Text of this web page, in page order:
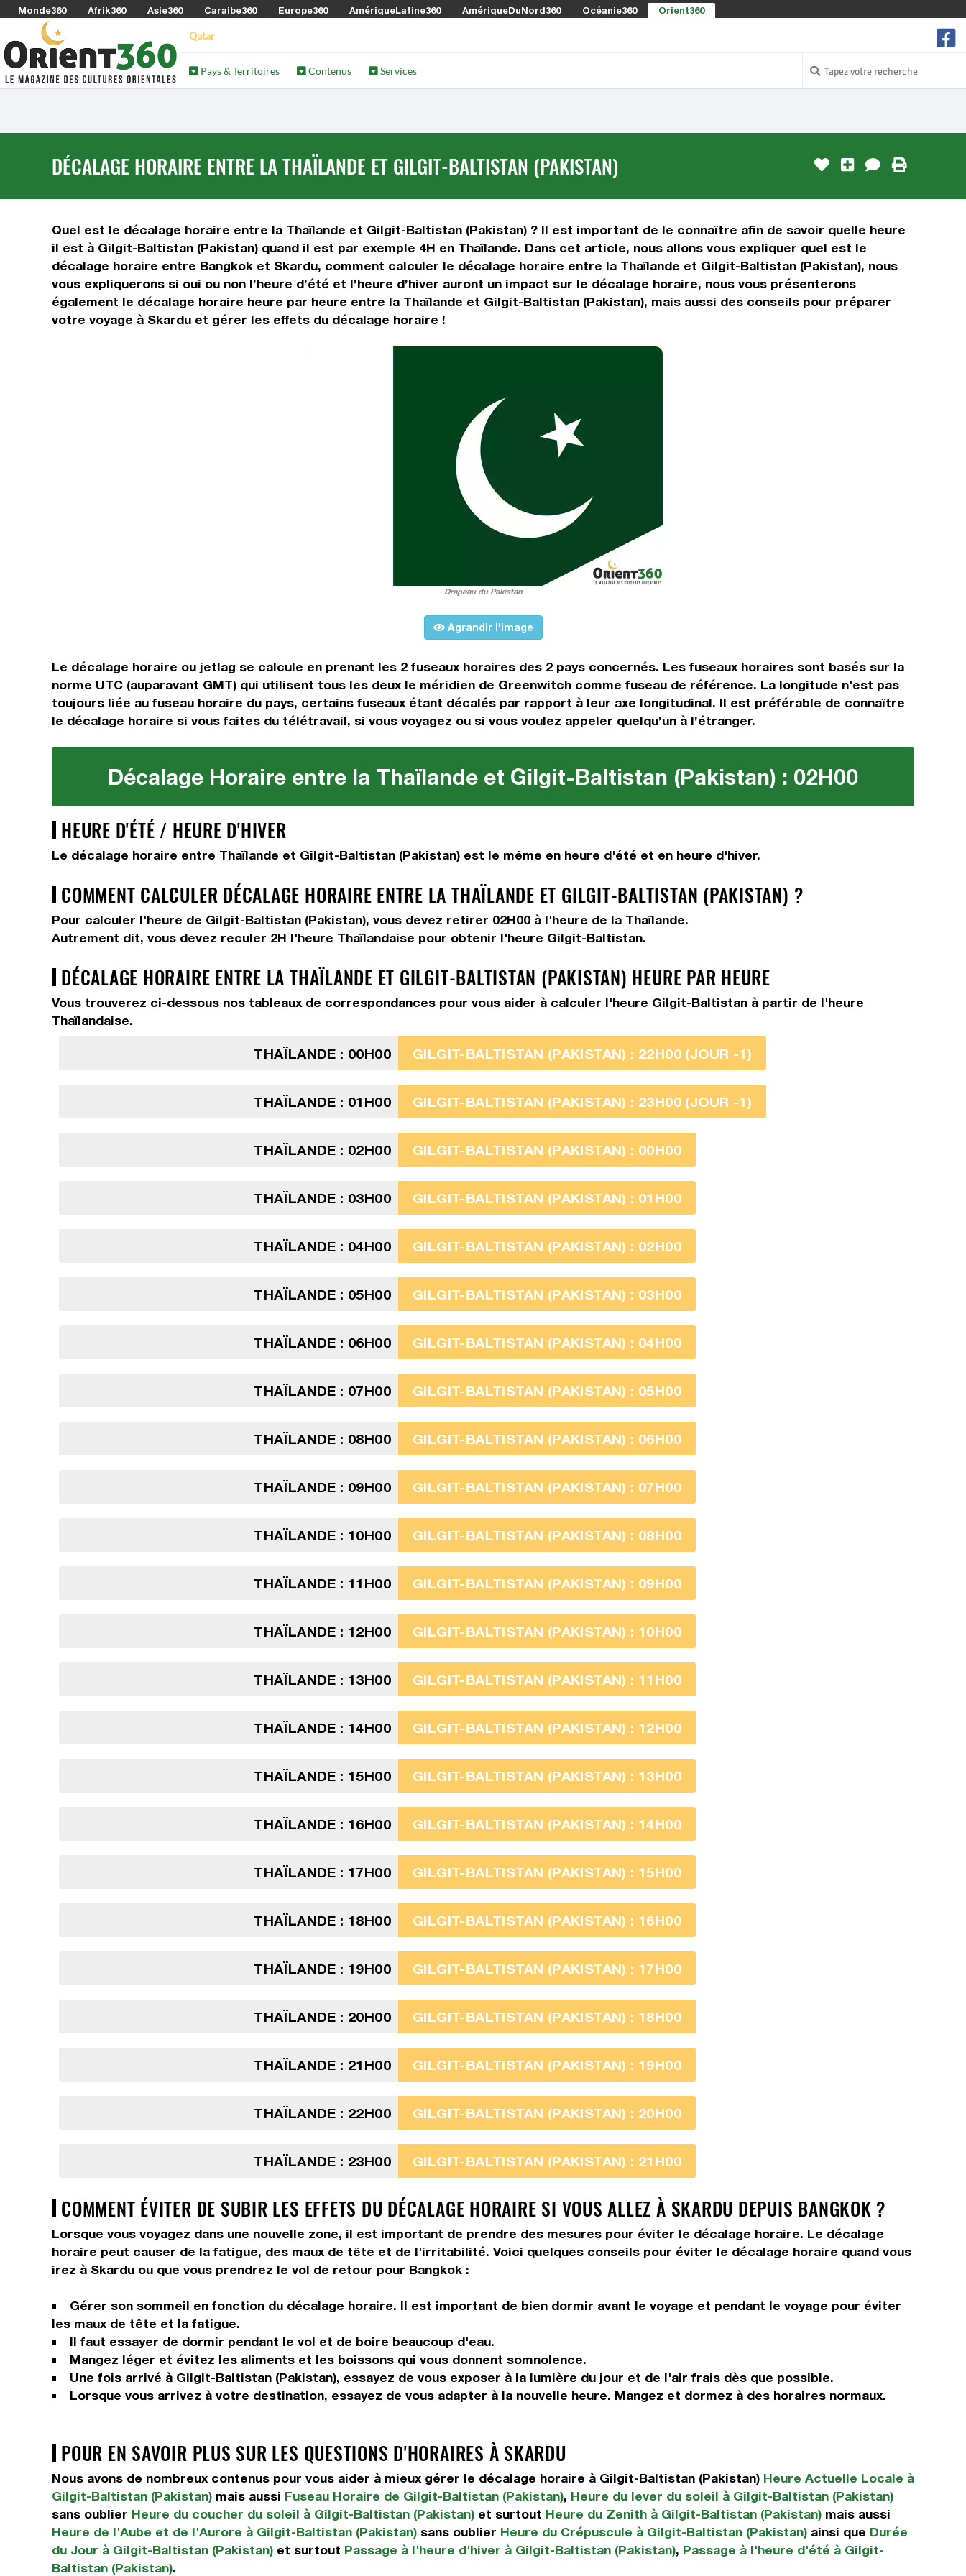
Monde360 Afrik360 Asie360 Caraibe360 Europe360 AmériqueLatine360 AmériqueDuNord360 Océanie360 Orient360
Qatar
Pays & Territoires Contenus Services
DÉCALAGE HORAIRE ENTRE LA THAÏLANDE ET GILGIT-BALTISTAN (PAKISTAN)
Quel est le décalage horaire entre la Thaïlande et Gilgit-Baltistan (Pakistan) ? Il est important de le connaître afin de savoir quelle heure
il est à Gilgit-Baltistan (Pakistan) quand il est par exemple 4H en Thaïlande. Dans cet article, nous allons vous expliquer quel est le
décalage horaire entre Bangkok et Skardu, comment calculer le décalage horaire entre la Thaïlande et Gilgit-Baltistan (Pakistan), nous
vous expliquerons si oui ou non l’heure d’été et l’heure d’hiver auront un impact sur le décalage horaire, nous vous présenterons
également le décalage horaire heure par heure entre la Thaïlande et Gilgit-Baltistan (Pakistan), mais aussi des conseils pour préparer
votre voyage à Skardu et gérer les effets du décalage horaire !
Drapeau du Pakistan
Agrandir l'image
Le décalage horaire ou jetlag se calcule en prenant les 2 fuseaux horaires des 2 pays concernés. Les fuseaux horaires sont basés sur la
norme UTC (auparavant GMT) qui utilisent tous les deux le méridien de Greenwitch comme fuseau de référence. La longitude n'est pas
toujours liée au fuseau horaire du pays, certains fuseaux étant décalés par rapport à leur axe longitudinal. Il est préférable de connaître
le décalage horaire si vous faites du télétravail, si vous voyagez ou si vous voulez appeler quelqu’un à l’étranger.
Décalage Horaire entre la Thaïlande et Gilgit-Baltistan (Pakistan) : 02H00
HEURE D'ÉTÉ / HEURE D'HIVER
Le décalage horaire entre Thaïlande et Gilgit-Baltistan (Pakistan) est le même en heure d'été et en heure d'hiver.
COMMENT CALCULER DÉCALAGE HORAIRE ENTRE LA THAÏLANDE ET GILGIT-BALTISTAN (PAKISTAN) ?
Pour calculer l'heure de Gilgit-Baltistan (Pakistan), vous devez retirer 02H00 à l'heure de la Thaïlande.
Autrement dit, vous devez reculer 2H l'heure Thaïlandaise pour obtenir l'heure Gilgit-Baltistan.
DÉCALAGE HORAIRE ENTRE LA THAÏLANDE ET GILGIT-BALTISTAN (PAKISTAN) HEURE PAR HEURE
Vous trouverez ci-dessous nos tableaux de correspondances pour vous aider à calculer l'heure Gilgit-Baltistan à partir de l'heure
Thaïlandaise.
THAÏLANDE : 00H00 GILGIT-BALTISTAN (PAKISTAN) : 22H00 (JOUR -1)
THAÏLANDE : 01H00 GILGIT-BALTISTAN (PAKISTAN) : 23H00 (JOUR -1)
THAÏLANDE : 02H00 GILGIT-BALTISTAN (PAKISTAN) : 00H00
THAÏLANDE : 03H00 GILGIT-BALTISTAN (PAKISTAN) : 01H00
THAÏLANDE : 04H00 GILGIT-BALTISTAN (PAKISTAN) : 02H00
THAÏLANDE : 05H00 GILGIT-BALTISTAN (PAKISTAN) : 03H00
THAÏLANDE : 06H00 GILGIT-BALTISTAN (PAKISTAN) : 04H00
THAÏLANDE : 07H00 GILGIT-BALTISTAN (PAKISTAN) : 05H00
THAÏLANDE : 08H00 GILGIT-BALTISTAN (PAKISTAN) : 06H00
THAÏLANDE : 09H00 GILGIT-BALTISTAN (PAKISTAN) : 07H00
THAÏLANDE : 10H00 GILGIT-BALTISTAN (PAKISTAN) : 08H00
THAÏLANDE : 11H00 GILGIT-BALTISTAN (PAKISTAN) : 09H00
THAÏLANDE : 12H00 GILGIT-BALTISTAN (PAKISTAN) : 10H00
THAÏLANDE : 13H00 GILGIT-BALTISTAN (PAKISTAN) : 11H00
THAÏLANDE : 14H00 GILGIT-BALTISTAN (PAKISTAN) : 12H00
THAÏLANDE : 15H00 GILGIT-BALTISTAN (PAKISTAN) : 13H00
THAÏLANDE : 16H00 GILGIT-BALTISTAN (PAKISTAN) : 14H00
THAÏLANDE : 17H00 GILGIT-BALTISTAN (PAKISTAN) : 15H00
THAÏLANDE : 18H00 GILGIT-BALTISTAN (PAKISTAN) : 16H00
THAÏLANDE : 19H00 GILGIT-BALTISTAN (PAKISTAN) : 17H00
THAÏLANDE : 20H00 GILGIT-BALTISTAN (PAKISTAN) : 18H00
THAÏLANDE : 21H00 GILGIT-BALTISTAN (PAKISTAN) : 19H00
THAÏLANDE : 22H00 GILGIT-BALTISTAN (PAKISTAN) : 20H00
THAÏLANDE : 23H00 GILGIT-BALTISTAN (PAKISTAN) : 21H00
COMMENT ÉVITER DE SUBIR LES EFFETS DU DÉCALAGE HORAIRE SI VOUS ALLEZ À SKARDU DEPUIS BANGKOK ?
Lorsque vous voyagez dans une nouvelle zone, il est important de prendre des mesures pour éviter le décalage horaire. Le décalage
horaire peut causer de la fatigue, des maux de tête et de l'irritabilité. Voici quelques conseils pour éviter le décalage horaire quand vous
irez à Skardu ou que vous prendrez le vol de retour pour Bangkok :
Gérer son sommeil en fonction du décalage horaire. Il est important de bien dormir avant le voyage et pendant le voyage pour éviter
les maux de tête et la fatigue.
Il faut essayer de dormir pendant le vol et de boire beaucoup d'eau.
Mangez léger et évitez les aliments et les boissons qui vous donnent somnolence.
Une fois arrivé à Gilgit-Baltistan (Pakistan), essayez de vous exposer à la lumière du jour et de l'air frais dès que possible.
Lorsque vous arrivez à votre destination, essayez de vous adapter à la nouvelle heure. Mangez et dormez à des horaires normaux.
POUR EN SAVOIR PLUS SUR LES QUESTIONS D'HORAIRES À SKARDU
Nous avons de nombreux contenus pour vous aider à mieux gérer le décalage horaire à Gilgit-Baltistan (Pakistan) Heure Actuelle Locale à
Gilgit-Baltistan (Pakistan) mais aussi Fuseau Horaire de Gilgit-Baltistan (Pakistan), Heure du lever du soleil à Gilgit-Baltistan (Pakistan)
sans oublier Heure du coucher du soleil à Gilgit-Baltistan (Pakistan) et surtout Heure du Zenith à Gilgit-Baltistan (Pakistan) mais aussi
Heure de l'Aube et de l'Aurore à Gilgit-Baltistan (Pakistan) sans oublier Heure du Crépuscule à Gilgit-Baltistan (Pakistan) ainsi que Durée
du Jour à Gilgit-Baltistan (Pakistan) et surtout Passage à l'heure d'hiver à Gilgit-Baltistan (Pakistan), Passage à l'heure d'été à Gilgit-
Baltistan (Pakistan).